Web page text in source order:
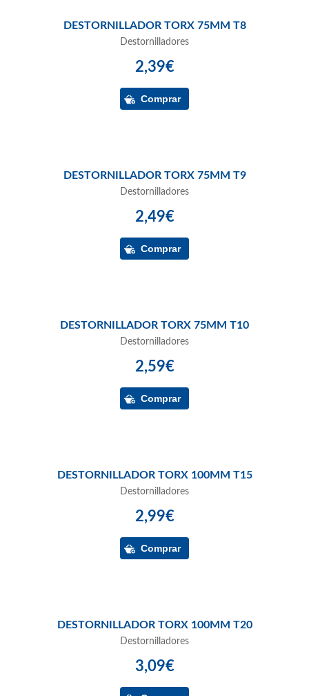
DESTORNILLADOR TORX 75MM T8
Destornilladores
2,39€
DESTORNILLADOR TORX 75MM T9
Destornilladores
2,49€
DESTORNILLADOR TORX 75MM T10
Destornilladores
2,59€
DESTORNILLADOR TORX 100MM T15
Destornilladores
2,99€
DESTORNILLADOR TORX 100MM T20
Destornilladores
3,09€